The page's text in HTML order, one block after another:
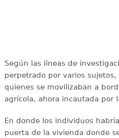
Según las líneas de
perpetrado por varios sujetos,
quienes se movilizaban a
agrícola, ahora incautada por
En donde los individuos
puerta de la vivienda donde